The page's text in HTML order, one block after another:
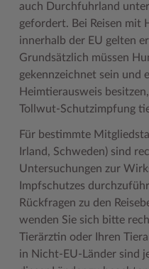
auch Durchfuhrland
gefordert. Bei Reisen mit
innerhalb der EU gelten
Grundsätzlich müssen
gekennzeichnet sein und
Heimtierausweis
Tollwut-Schutzimpfung
Für bestimmte
Irland, Schweden) sind
Untersuchungen zur
Impfschutzes
Rückfragen zu den
wenden Sie sich bitte
Tierärztin oder Ihren
in Nicht-EU-Länder sind